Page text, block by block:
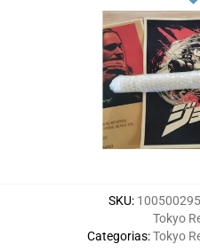
SKU:
Categorias:
Tokyo
Tokyo